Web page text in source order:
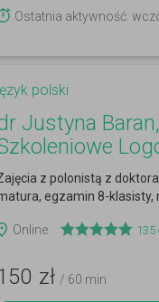
Ostatnia aktywność:
polski
Justyna
z polonistą z
egzamin 8-klasisty,
Online 135
zł / 60 min